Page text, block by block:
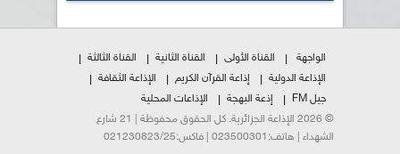
الواجهة القناة الأولى القناة الثانية
القناة الثالثة
الإذاعة الدولية
إذاعة القرآن الكريم
الإذاعة الثقافة
جيل FM
إذعة البهجة
الإذاعات المحلية
© 2026 الإذاعة الجزائرية. كل الحقوق محفوظة | 21 شارع
الشهداء | هاتف:023500301 | فاكس:021230823/25